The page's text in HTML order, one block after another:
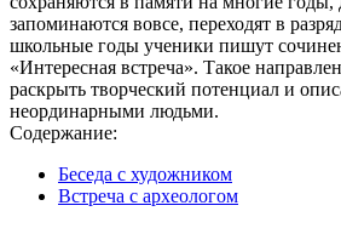
запоминаются вовсе, переходят в
школьные годы ученики пишут
«Интересная встреча». Такое
раскрыть творческий потенциал и
неординарными людьми.
Содержание:
Беседа с художником
Встреча с археологом